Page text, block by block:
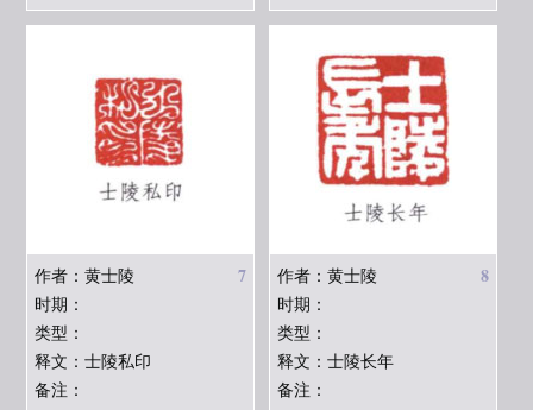
7
作者：黄士陵
时期：
类型：
释文：士陵私印
备注：
8
作者：黄士陵
时期：
类型：
释文：士陵长年
备注：